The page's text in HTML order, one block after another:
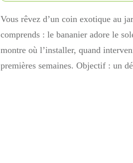
Vous rêvez d’un coin exotique au
comprends : le bananier adore le
montre où l’installer, quand
premières semaines. Objectif : un